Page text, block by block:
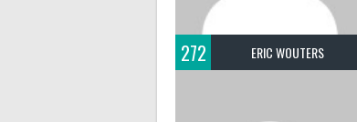
272 ERIC WOUTERS